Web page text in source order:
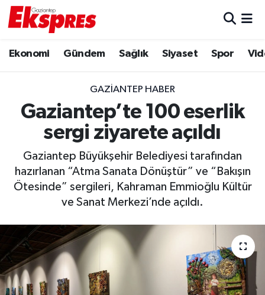
Ekonomi Gündem Sağlık Siyaset Spor
GAZIANTEP HABER
Gaziantep’te 100 eserlik
sergi ziyarete açıldı
Gaziantep Büyükşehir Belediyesi tarafından
hazırlanan “Atma Sanata Dönüştür” ve “Bakışın
Ötesinde” sergileri, Kahraman Emmioğlu Kültür
ve Sanat Merkezi’nde açıldı.
Ekonomi
Gaziantep son dakika
Genel
Gündem
Kültür Sanat
Magazin
Müzik
Trafik Durumu
Puan Durumu ve Fikstür
Tüm Manşetler
Son Dakika Haberleri
Haber Arşivi